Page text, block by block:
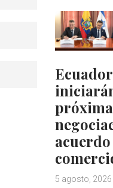
5 agosto, 2026